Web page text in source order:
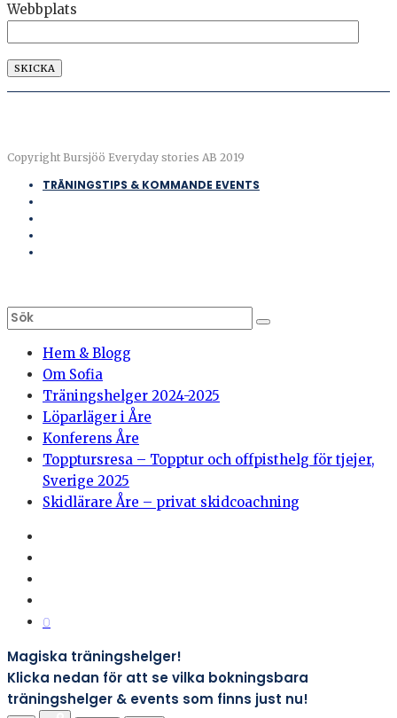
Webbplats
Copyright Bursjöö Everyday stories AB 2019
TRÄNINGSTIPS & KOMMANDE EVENTS
Hem & Blogg
Om Sofia
Träningshelger 2024-2025
Löparläger i Åre
Konferens Åre
Topptursresa – Topptur och offpisthelg för tjejer,
Sverige 2025
Skidlärare Åre – privat skidcoachning
0
Magiska träningshelger!
Klicka nedan för att se vilka bokningsbara
träningshelger & events som finns just nu!